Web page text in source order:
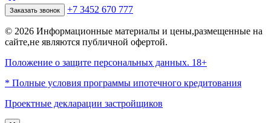
Заказать звонок +7 3452 670 777
© 2026 Информационные материалы и цены,размещенные на
сайте,не являются публичной офертой.
Положение о защите персональных данных. 18+
* Полные условия программы ипотечного кредитования
Проектные декларации застройщиков